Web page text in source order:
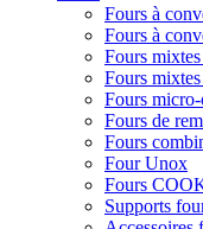
Fours à
Fours à
Fours
Fours
Fours micro-
Fours de
Fours
Four Unox
Fours
Supports